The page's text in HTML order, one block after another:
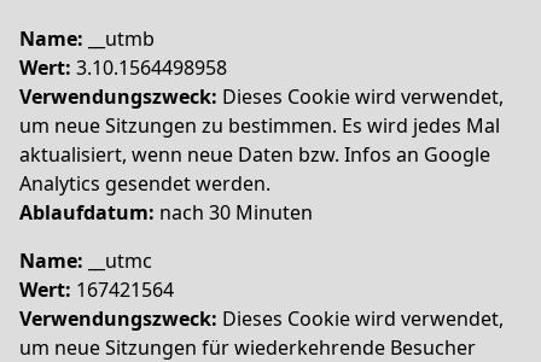
Name: __utmb
Wert: 3.10.1564498958
Verwendungszweck: Dieses Cookie wird verwendet,
um neue Sitzungen zu bestimmen. Es wird jedes Mal
aktualisiert, wenn neue Daten bzw. Infos an Google
Analytics gesendet werden.
Ablaufdatum: nach 30 Minuten
Name: __utmc
Wert: 167421564
Verwendungszweck: Dieses Cookie wird verwendet,
um neue Sitzungen für wiederkehrende Besucher